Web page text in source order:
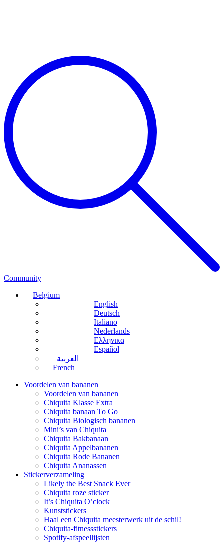
Community
Belgium
English
Deutsch
Italiano
Nederlands
Ελληνικα
Español
العربية
French
Voordelen van bananen
Voordelen van bananen
Chiquita Klasse Extra
Chiquita banaan To Go
Chiquita Biologisch bananen
Mini’s van Chiquita
Chiquita Bakbanaan
Chiquita Appelbananen
Chiquita Rode Bananen
Chiquita Ananassen
Stickerverzameling
Likely the Best Snack Ever
Chiquita roze sticker
It’s Chiquita O’clock
Kunststickers
Haal een Chiquita meesterwerk uit de schil!
Chiquita-fitnessstickers
Spotify-afspeellijsten